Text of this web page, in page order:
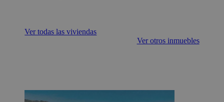
Ver todas las viviendas
Ver otros inmuebles